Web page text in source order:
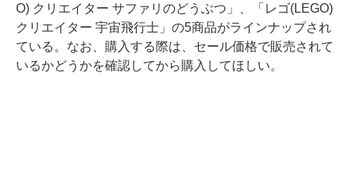
O) クリエイター サファリのどうぶつ」、「レゴ(LEGO)
クリエイター 宇宙飛行士」の5商品がラインナップされ
ている。なお、購入する際は、セール価格で販売されて
いるかどうかを確認してから購入してほしい。